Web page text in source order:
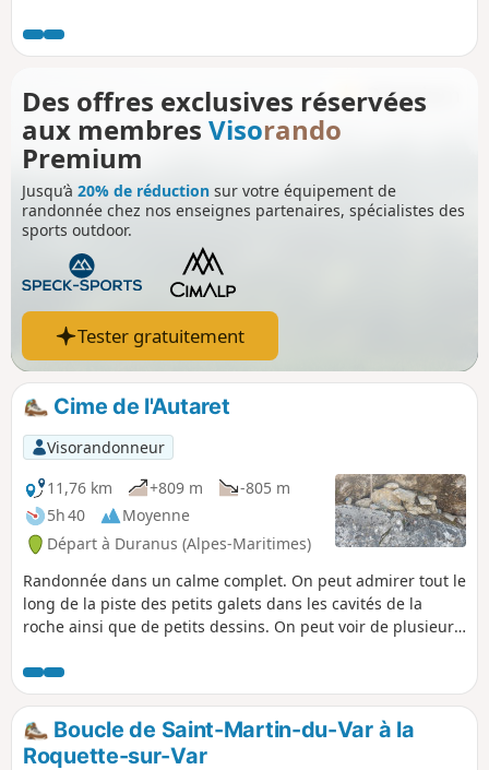
de Gairaut qui prend sa source dans la Vésubie, vous
descendrez vers l'Avenue de Gairaut avant de remonter vers
surmontée par l'ancienne maison du gardien de style russe
traditionnel en bois.
Des offres exclusives réservées
aux membres Visorando
Premium
Jusqu’à 20% de réduction sur votre équipement de
randonnée chez nos enseignes partenaires, spécialistes des
sports outdoor.
Tester gratuitement
Cime de l'Autaret
Visorandonneur
11,76 km
+809 m
-805 m
5h 40
Moyenne
Départ à Duranus (Alpes-Maritimes)
Randonnée dans un calme complet. On peut admirer tout le
long de la piste des petits galets dans les cavités de la
roche ainsi que de petits dessins. On peut voir de plusieurs
vue sur la vallée de la Vésubie.
Boucle de Saint-Martin-du-Var à la
Roquette-sur-Var